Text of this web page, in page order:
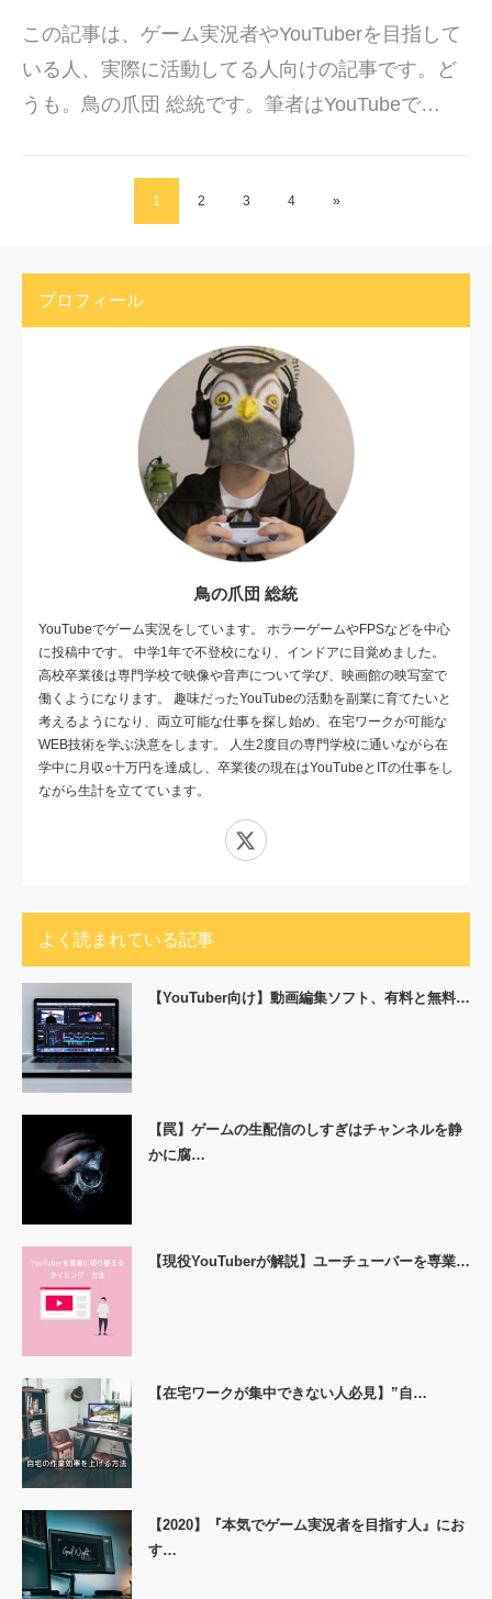
この記事は、ゲーム実況者やYouTuberを目指して
いる人、実際に活動してる人向けの記事です。ど
うも。鳥の爪団 総統です。筆者はYouTubeで…
1 2 3 4 »
プロフィール
鳥の爪団 総統
YouTubeでゲーム実況をしています。 ホラーゲームやFPSなどを中心
に投稿中です。 中学1年で不登校になり、インドアに目覚めました。
高校卒業後は専門学校で映像や音声について学び、映画館の映写室で
働くようになります。 趣味だったYouTubeの活動を副業に育てたいと
考えるようになり、両立可能な仕事を探し始め、在宅ワークが可能な
WEB技術を学ぶ決意をします。 人生2度目の専門学校に通いながら在
学中に月収○十万円を達成し、卒業後の現在はYouTubeとITの仕事をし
ながら生計を立てています。
よく読まれている記事
【YouTuber向け】動画編集ソフト、有料と無料…
【罠】ゲームの生配信のしすぎはチャンネルを静
かに腐…
【現役YouTuberが解説】ユーチューバーを専業…
【在宅ワークが集中できない人必見】”自…
【2020】『本気でゲーム実況者を目指す人』にお
す…